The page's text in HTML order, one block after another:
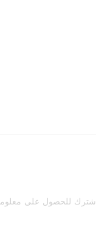
اشترك للحصول على